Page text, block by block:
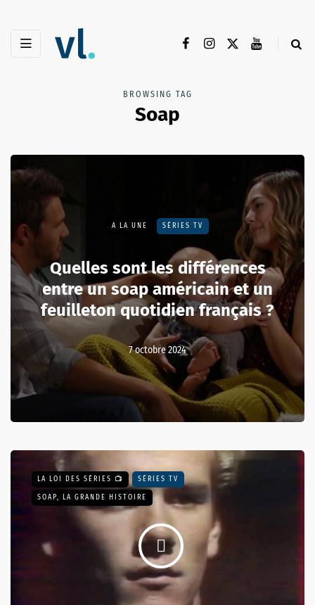
BROWSING TAG
Soap
A LA UNE SÉRIES TV
Quelles sont les différences
entre un soap américain et un
feuilleton quotidien français ?
7 octobre 2024
LA LOI DES SÉRIES 📺 SÉRIES TV
SOAP, LA GRANDE HISTOIRE